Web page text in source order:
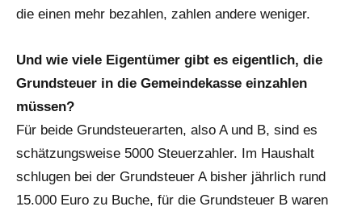
die einen mehr bezahlen, zahlen andere weniger.
Und wie viele Eigentümer gibt es eigentlich, die
Grundsteuer in die Gemeindekasse einzahlen
müssen?
Für beide Grundsteuerarten, also A und B, sind es
schätzungsweise 5000 Steuerzahler. Im Haushalt
schlugen bei der Grundsteuer A bisher jährlich rund
15.000 Euro zu Buche, für die Grundsteuer B waren